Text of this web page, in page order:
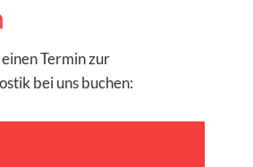
Termin zur
bei uns buchen: